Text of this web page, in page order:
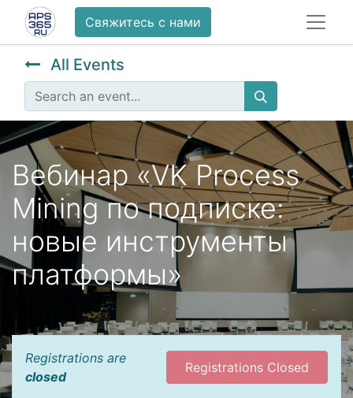
Свяжитесь с нами
All Events
Вебинар «VK Process
Mining по подписке:
новые инструменты
платформы»
Registrations are
closed
Registrations Closed